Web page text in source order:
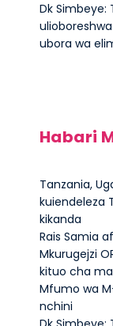
Dk
ubora wa
Habari
Tanzania,
kuiendeleza
kikanda
Rais Samia
Mkurugejzi
kituo cha
Mfumo wa
nchini